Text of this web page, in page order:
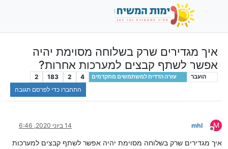
איך מגדירים שרק בשלוחה מסוימת יהיה
אפשר לשתף קבצים למערכות אחרות?
הועבר עזרה הדדית למשתמשים מתקדמים 4
2
183
2
התחברו כדי לפרסם תגובה
M
מנותק
mhl 14 ביוני 2020, 6:46
איך מגדירים שרק בשלוחה מסוימת יהיה אפשר לשתף קבצים למערכות